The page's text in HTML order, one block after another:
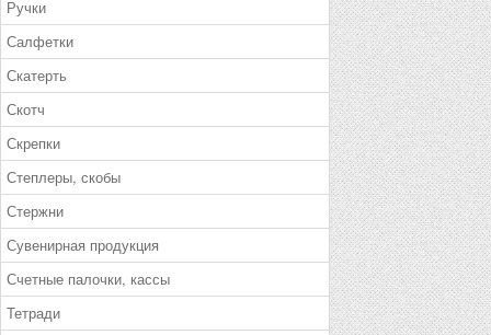
Ручки
Салфетки
Скатерть
Скотч
Скрепки
Степлеры, скобы
Стержни
Сувенирная продукция
Счетные палочки, кассы
Тетради